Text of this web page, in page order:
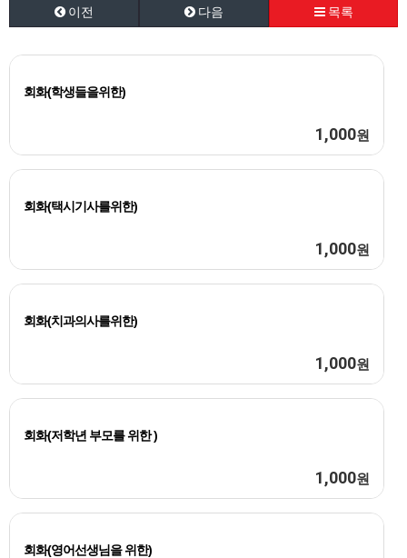
이전 다음 목록
회화(학생들을위한)
1,000원
회화(택시기사를위한)
1,000원
회화(치과의사를위한)
1,000원
회화(저학년 부모를 위한 )
1,000원
회화(영어선생님을 위한)